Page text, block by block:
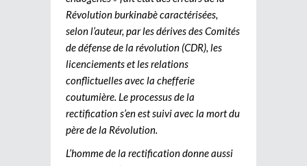
Révolution burkinabè caractérisées,
selon l’auteur, par les dérives des Comités
de défense de la révolution (CDR), les
licenciements et les relations
conflictuelles avec la chefferie
coutumière. Le processus de la
rectification s’en est suivi avec la mort du
père de la Révolution.
L’homme de la rectification donne aussi